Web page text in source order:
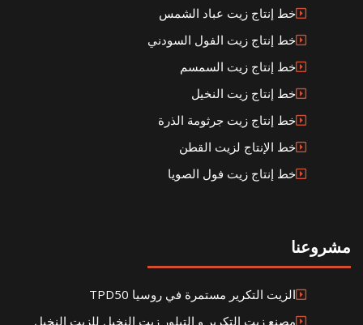
خط إنتاج زيت عباد الشمس
خط إنتاج زيت الفول السودني
خط إنتاج زيت السمسم
خط إنتاج زيت النخيل
خط إنتاج زيت جرثومة الذرة
خط الإنتاج لزيت القطن
خط إنتاج زيت فول الصويا
مشروعنا
الزيت التكرير مستمرة في روسيا TPD50
مصنع زيت التكرير و التبلور زيت النخيل للزيت النخيل